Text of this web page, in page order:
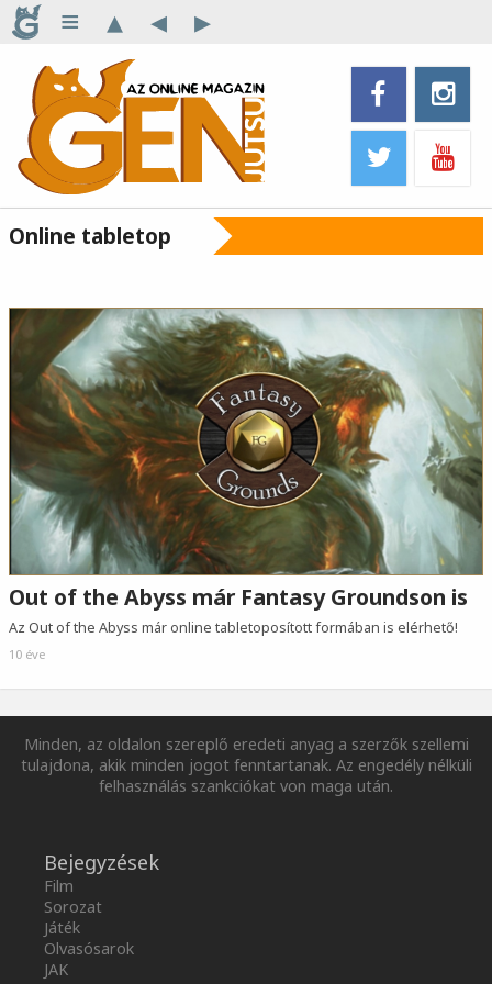
≡ ▴ ◂ ▸
Online tabletop
Out of the Abyss már Fantasy Groundson is
Az Out of the Abyss már online tabletoposított formában is elérhető!
10 éve
Minden, az oldalon szereplő eredeti anyag a szerzők szellemi
tulajdona, akik minden jogot fenntartanak. Az engedély nélküli
felhasználás szankciókat von maga után.
Bejegyzések
Film
Sorozat
Játék
Olvasósarok
JAK